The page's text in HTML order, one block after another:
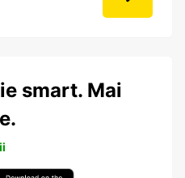
smart. Mai